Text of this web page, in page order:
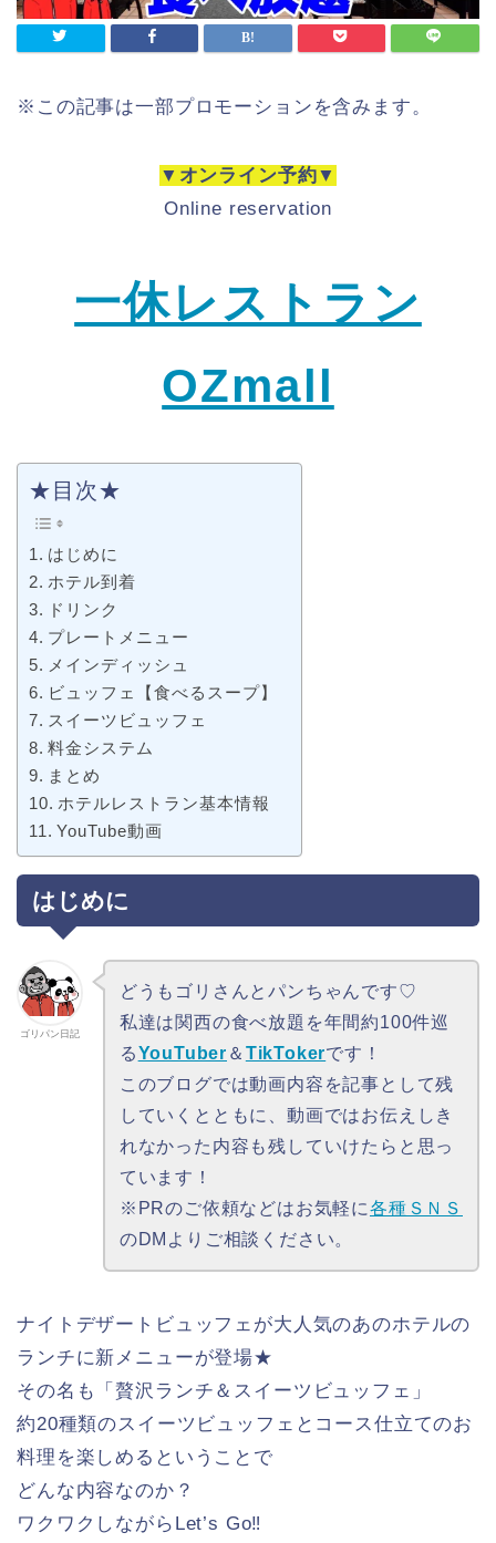
※この記事は一部プロモーションを含みます。
▼オンライン予約▼
Online reservation
一休レストラン
OZmall
★目次★
はじめに
ホテル到着
ドリンク
プレートメニュー
メインディッシュ
ビュッフェ【食べるスープ】
スイーツビュッフェ
料金システム
まとめ
ホテルレストラン基本情報
YouTube動画
はじめに
ゴリパン日記
どうもゴリさんとパンちゃんです♡
私達は関西の食べ放題を年間約100件巡
るYouTuber ＆ TikTokerです！
このブログでは動画内容を記事として残
していくとともに、動画ではお伝えしき
れなかった内容も残していけたらと思っ
ています！
※PRのご依頼などはお気軽に各種ＳＮＳ
のDMよりご相談ください。
ナイトデザートビュッフェが大人気のあのホテルの
ランチに新メニューが登場★
その名も「贅沢ランチ＆スイーツビュッフェ」
約20種類のスイーツビュッフェとコース仕立てのお
料理を楽しめるということで
どんな内容なのか？
ワクワクしながらLet’s Go‼